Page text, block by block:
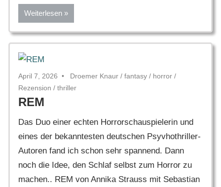
Weiterlesen
April 7, 2026 Droemer Knaur / fantasy / horror /
Rezension / thriller
REM
Das Duo einer echten Horrorschauspielerin und
eines der bekanntesten deutschen Psyvhothriller-
Autoren fand ich schon sehr spannend. Dann
noch die Idee, den Schlaf selbst zum Horror zu
machen.. REM von Annika Strauss mit Sebastian